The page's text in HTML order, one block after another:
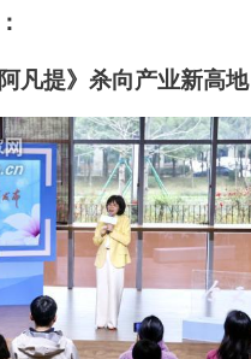
提》杀向产业新高地